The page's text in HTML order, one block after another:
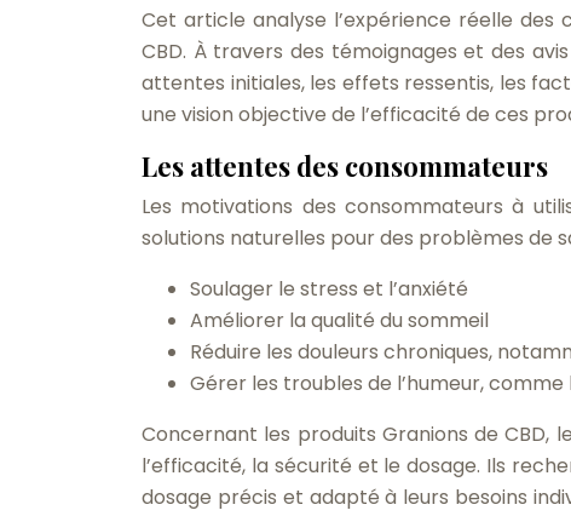
Cet article analyse l’expérience réelle des
CBD. À travers des témoignages et des
attentes initiales, les effets ressentis, les
une vision objective de l’efficacité de ces
Les attentes des consommateurs
Les motivations des consommateurs à
solutions naturelles pour des problèmes de
Soulager le stress et l’anxiété
Améliorer la qualité du sommeil
Réduire les douleurs chroniques,
Gérer les troubles de l’humeur,
Concernant les produits Granions de CBD,
l’efficacité, la sécurité et le dosage. Ils
dosage précis et adapté à leurs besoins